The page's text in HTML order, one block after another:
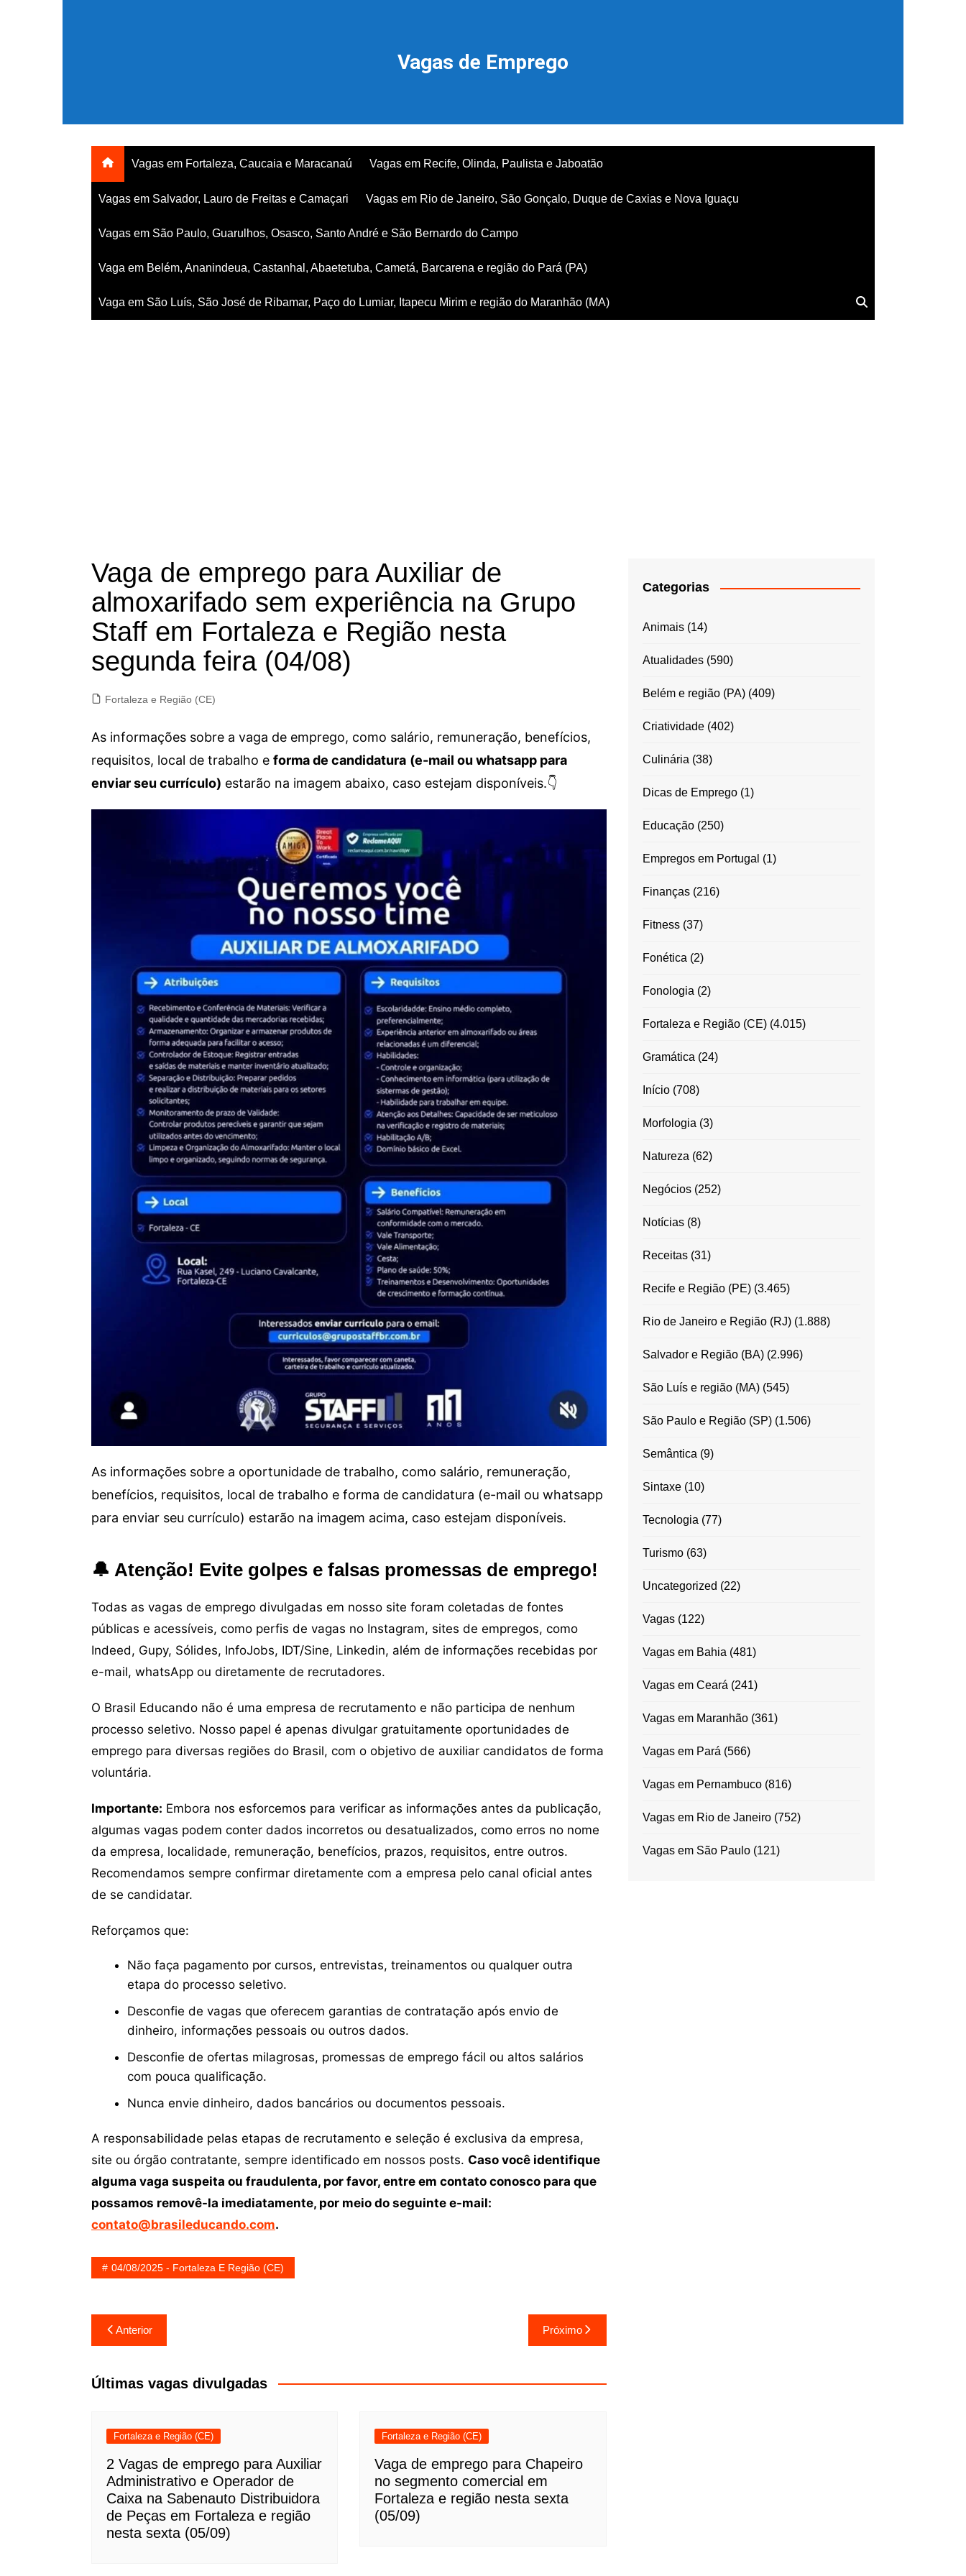
Vagas de Emprego
Vagas em Fortaleza, Caucaia e Maracanaú Vagas em Recife, Olinda, Paulista e Jaboatão
Vagas em Salvador, Lauro de Freitas e Camaçari Vagas em Rio de Janeiro, São Gonçalo, Duque de Caxias e Nova Iguaçu
Vagas em São Paulo, Guarulhos, Osasco, Santo André e São Bernardo do Campo
Vaga em Belém, Ananindeua, Castanhal, Abaetetuba, Cametá, Barcarena e região do Pará (PA)
Vaga em São Luís, São José de Ribamar, Paço do Lumiar, Itapecu Mirim e região do Maranhão (MA)
Vaga de emprego para Auxiliar de
almoxarifado sem experiência na Grupo
Staff em Fortaleza e Região nesta
segunda feira (04/08)
Fortaleza e Região (CE)
As informações sobre a vaga de emprego, como salário, remuneração, benefícios,
requisitos, local de trabalho e forma de candidatura (e-mail ou whatsapp para
enviar seu currículo) estarão na imagem abaixo, caso estejam disponíveis.👇
As informações sobre a oportunidade de trabalho, como salário, remuneração,
benefícios, requisitos, local de trabalho e forma de candidatura (e-mail ou whatsapp
para enviar seu currículo) estarão na imagem acima, caso estejam disponíveis.
🔔 Atenção! Evite golpes e falsas promessas de emprego!
Todas as vagas de emprego divulgadas em nosso site foram coletadas de fontes
públicas e acessíveis, como perfis de vagas no Instagram, sites de empregos, como
Indeed, Gupy, Sólides, InfoJobs, IDT/Sine, Linkedin, além de informações recebidas por
e-mail, whatsApp ou diretamente de recrutadores.
O Brasil Educando não é uma empresa de recrutamento e não participa de nenhum
processo seletivo. Nosso papel é apenas divulgar gratuitamente oportunidades de
emprego para diversas regiões do Brasil, com o objetivo de auxiliar candidatos de forma
voluntária.
Importante: Embora nos esforcemos para verificar as informações antes da publicação,
algumas vagas podem conter dados incorretos ou desatualizados, como erros no nome
da empresa, localidade, remuneração, benefícios, prazos, requisitos, entre outros.
Recomendamos sempre confirmar diretamente com a empresa pelo canal oficial antes
de se candidatar.
Reforçamos que:
Não faça pagamento por cursos, entrevistas, treinamentos ou qualquer outra
etapa do processo seletivo.
Desconfie de vagas que oferecem garantias de contratação após envio de
dinheiro, informações pessoais ou outros dados.
Desconfie de ofertas milagrosas, promessas de emprego fácil ou altos salários
com pouca qualificação.
Nunca envie dinheiro, dados bancários ou documentos pessoais.
A responsabilidade pelas etapas de recrutamento e seleção é exclusiva da empresa,
site ou órgão contratante, sempre identificado em nossos posts. Caso você identifique
alguma vaga suspeita ou fraudulenta, por favor, entre em contato conosco para que
possamos removê-la imediatamente, por meio do seguinte e-mail:
contato@brasileducando.com.
04/08/2025 - Fortaleza E Região (CE)
Navegação
de
Post
Anterior Próximo
Últimas vagas divulgadas
Fortaleza e Região (CE)
2 Vagas de emprego para Auxiliar
Administrativo e Operador de
Caixa na Sabenauto Distribuidora
de Peças em Fortaleza e região
nesta sexta (05/09)
Fortaleza e Região (CE)
Vaga de emprego para Chapeiro
no segmento comercial em
Fortaleza e região nesta sexta
(05/09)
Categorias
Animais(14)
Atualidades(590)
Belém e região (PA)(409)
Criatividade(402)
Culinária (38)
Dicas de Emprego(1)
Educação(250)
Empregos em Portugal (1)
Finanças(216)
Fitness(37)
Fonética (2)
Fonologia (2)
Fortaleza e Região (CE)(4.015)
Gramática (24)
Início(708)
Morfologia (3)
Natureza (62)
Negócios(252)
Notícias(8)
Receitas(31)
Recife e Região (PE)(3.465)
Rio de Janeiro e Região (RJ)(1.888)
Salvador e Região (BA)(2.996)
São Luís e região (MA)(545)
São Paulo e Região (SP)(1.506)
Semântica (9)
Sintaxe(10)
Tecnologia (77)
Turismo(63)
Uncategorized (22)
Vagas(122)
Vagas em Bahia (481)
Vagas em Ceará (241)
Vagas em Maranhão(361)
Vagas em Pará (566)
Vagas em Pernambuco(816)
Vagas em Rio de Janeiro(752)
Vagas em São Paulo(121)